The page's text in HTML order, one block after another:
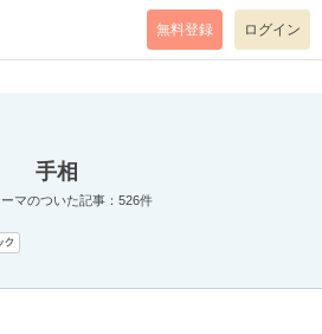
code=0 mode=return level=notice
無料登録 ログイン
手相
ーマのついた記事：526件